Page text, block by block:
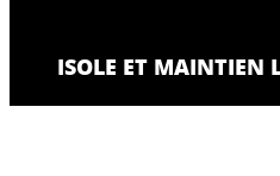
ISOLE ET MAINTIEN